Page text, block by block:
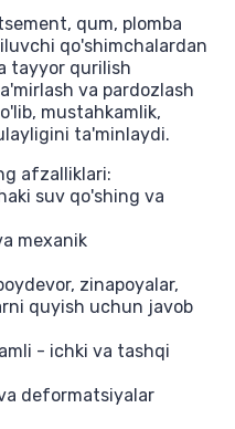
qum, plomba
qo'shimchalardan
tayyor qurilish
va pardozlash
mustahkamlik,
ta'minlaydi.
afzalliklari:
suv qo'shing va
mexanik
zinapoyalar,
quyish uchun javob
- ichki va tashqi
deformatsiyalar